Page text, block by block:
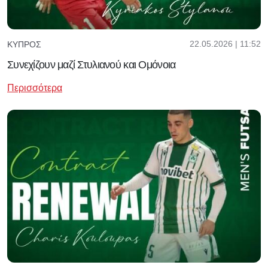
ΚΎΠΡΟΣ 22.05.2026 | 11:52
Συνεχίζουν μαζί Στυλιανού και Ομόνοια
Περισσότερα